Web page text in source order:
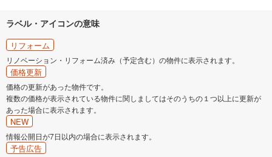
ラベル・アイコンの意味
リフォーム
リノベーション・リフォーム済み（予定含む）の物件に表示されます。
価格更新
価格の更新があった物件です。
複数の価格が表示されている物件に関しましてはそのうちの１つ以上に更新が
あった場合に表示されます。
NEW
情報公開日が7日以内の場合に表示されます。
予告広告